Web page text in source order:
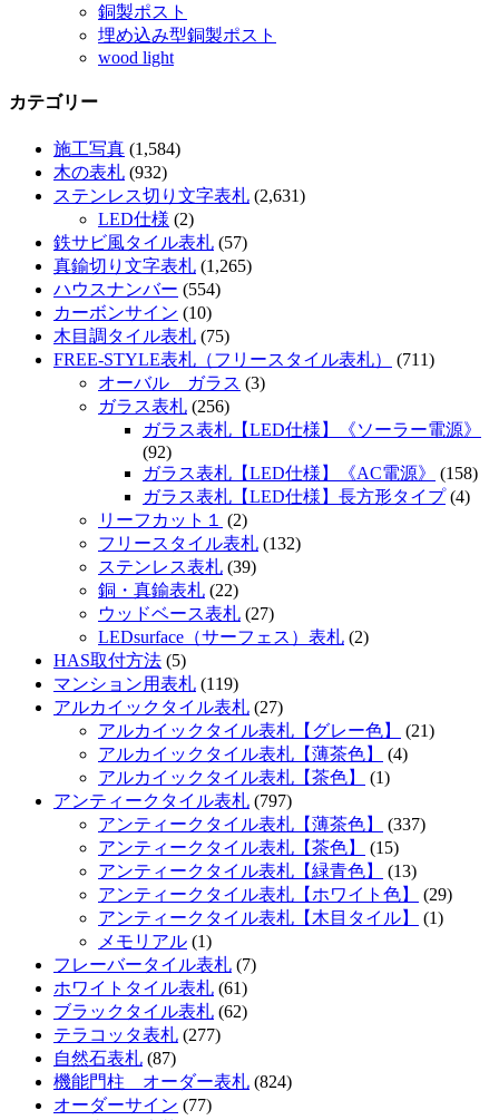
銅製ポスト
埋め込み型銅製ポスト
wood light
カテゴリー
施工写真 (1,584)
木の表札 (932)
ステンレス切り文字表札 (2,631)
LED仕様 (2)
鉄サビ風タイル表札 (57)
真鍮切り文字表札 (1,265)
ハウスナンバー (554)
カーボンサイン (10)
木目調タイル表札 (75)
FREE-STYLE表札（フリースタイル表札）
(711)
オーバル ガラス (3)
ガラス表札 (256)
ガラス表札【LED仕様】《ソーラー電源》
(92)
ガラス表札【LED仕様】《AC電源》
(158)
ガラス表札【LED仕様】長方形タイプ(4)
リーフカット１
(2)
フリースタイル表札 (132)
ステンレス表札 (39)
銅・真鍮表札 (22)
ウッドベース表札 (27)
LEDsurface（サーフェス）表札 (2)
HAS取付方法 (5)
マンション用表札 (119)
アルカイックタイル表札 (27)
アルカイックタイル表札【グレー色】
(21)
アルカイックタイル表札【薄茶色】
(4)
アルカイックタイル表札【茶色】
(1)
アンティークタイル表札 (797)
アンティークタイル表札【薄茶色】
(337)
アンティークタイル表札【茶色】
(15)
アンティークタイル表札【緑青色】
(13)
アンティークタイル表札【ホワイト色】
(29)
アンティークタイル表札【木目タイル】
(1)
メモリアル (1)
フレーバータイル表札 (7)
ホワイトタイル表札 (61)
ブラックタイル表札 (62)
テラコッタ表札 (277)
自然石表札 (87)
機能門柱 オーダー表札 (824)
オーダーサイン (77)